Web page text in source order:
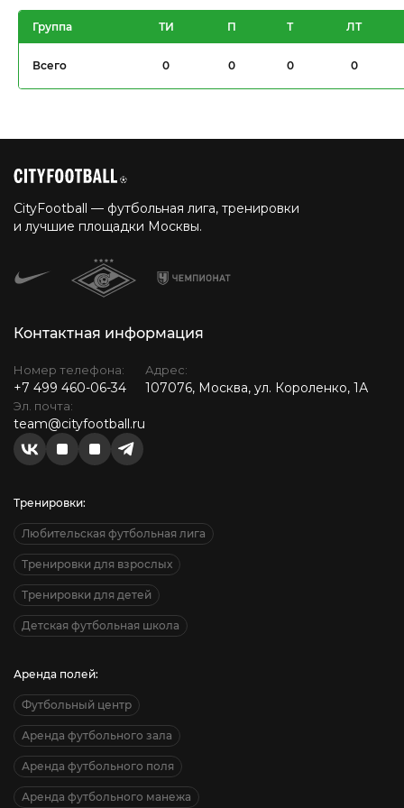
Группа ТИ П Т ЛТ
Всего 0 0 0 0
CityFootball — футбольная лига, тренировки
и лучшие площадки Москвы.
Контактная информация
Номер телефона:
+7 499 460-06-34
Эл. почта:
team@cityfootball.ru
Адрес:
107076, Москва, ул. Короленко, 1А
Тренировки:
Любительская футбольная лига
Тренировки для взрослых
Тренировки для детей
Детская футбольная школа
Аренда полей:
Футбольный центр
Аренда футбольного зала
Аренда футбольного поля
Аренда футбольного манежа